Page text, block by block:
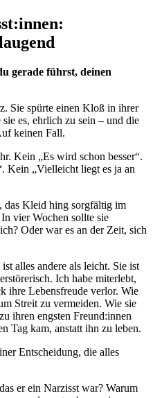
gerade führst, deinen
Sie spürte einen Kloß in ihrer
es, ehrlich zu sein – und die
keinen Fall.
Kein „Es wird schon besser“.
Kein „Vielleicht liegt es ja an
das Kleid hing sorgfältig im
vier Wochen sollte sie
Oder war es an der Zeit, sich
alles andere als leicht. Sie ist
Ich habe miterlebt,
ihre Lebensfreude verlor. Wie
Streit zu vermeiden. Wie sie
ihren engsten Freund:innen
Tag kam, anstatt ihn zu leben.
Entscheidung, die alles
er ein Narzisst war? Warum